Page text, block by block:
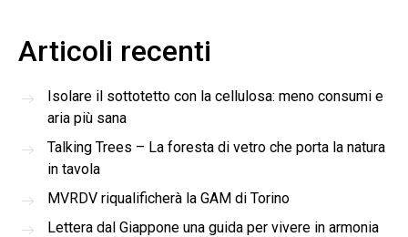
Articoli recenti
Isolare il sottotetto con la cellulosa: meno consumi e
aria più sana
Talking Trees – La foresta di vetro che porta la natura
in tavola
MVRDV riqualificherà la GAM di Torino
Lettera dal Giappone una guida per vivere in armonia